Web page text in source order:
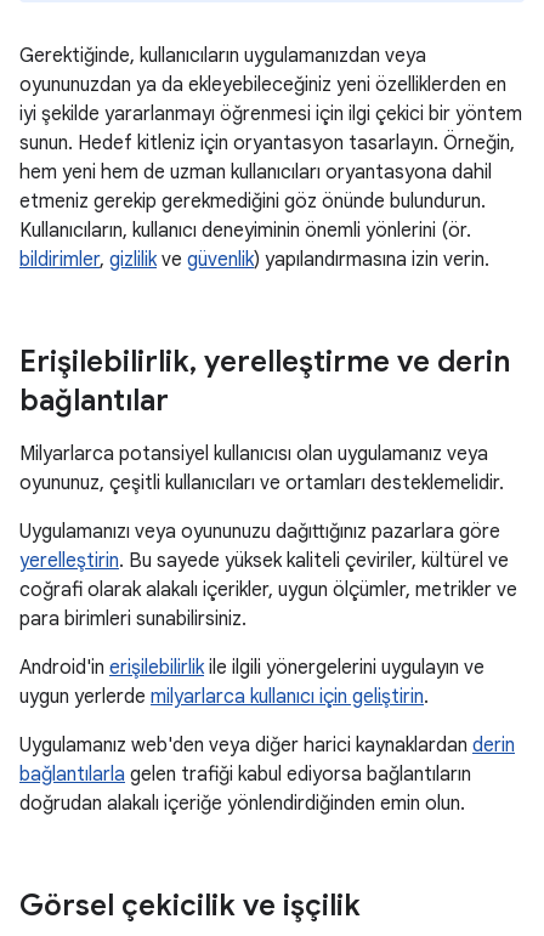
Gerektiğinde, kullanıcıların uygulamanızdan veya
oyununuzdan ya da ekleyebileceğiniz yeni özelliklerden en
iyi şekilde yararlanmayı öğrenmesi için ilgi çekici bir yöntem
sunun. Hedef kitleniz için oryantasyon tasarlayın. Örneğin,
hem yeni hem de uzman kullanıcıları oryantasyona dahil
etmeniz gerekip gerekmediğini göz önünde bulundurun.
Kullanıcıların, kullanıcı deneyiminin önemli yönlerini (ör.
bildirimler, gizlilikve güvenlik) yapılandırmasına izin verin.
Erişilebilirlik, yerelleştirme ve derin
bağlantılar
Milyarlarca potansiyel kullanıcısı olan uygulamanız veya
oyununuz, çeşitli kullanıcıları ve ortamları desteklemelidir.
Uygulamanızı veya oyununuzu dağıttığınız pazarlara göre
yerelleştirin. Bu sayede yüksek kaliteli çeviriler, kültürel ve
coğrafi olarak alakalı içerikler, uygun ölçümler, metrikler ve
para birimleri sunabilirsiniz.
Android'in erişilebilirlikile ilgili yönergelerini uygulayın ve
uygun yerlerde milyarlarca kullanıcı için geliştirin.
Uygulamanız web'den veya diğer harici kaynaklardan derin
bağlantılarla gelen trafiği kabul ediyorsa bağlantıların
doğrudan alakalı içeriğe yönlendirdiğinden emin olun.
Görsel çekicilik ve işçilik